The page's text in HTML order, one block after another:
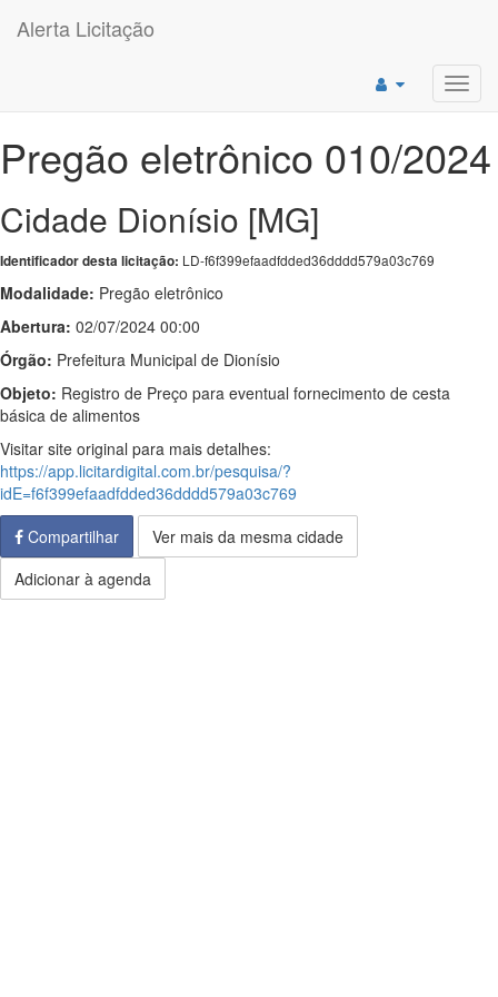
Alerta Licitação
Pregão eletrônico 010/2024
Cidade Dionísio [MG]
Identificador desta licitação: LD-f6f399efaadfdded36dddd579a03c769
Modalidade: Pregão eletrônico
Abertura: 02/07/2024 00:00
Órgão: Prefeitura Municipal de Dionísio
Objeto: Registro de Preço para eventual fornecimento de cesta
básica de alimentos
Visitar site original para mais detalhes:
https://app.licitardigital.com.br/pesquisa/?
idE=f6f399efaadfdded36dddd579a03c769
Compartilhar
Ver mais da mesma cidade
Adicionar à agenda